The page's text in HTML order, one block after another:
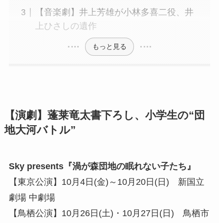
【音楽劇】井上芳雄が小林多喜二役、井
上ひさしの遺作
もっと見る
【演劇】蓬莱竜太書下ろし、小学生の“団
地大河バトル”
Sky presents『渦が森団地の眠れない子たち』
【東京公演】10月4日(金)～10月20日(日) 新国立
劇場 中劇場
【鳥栖公演】10月26日(土)・10月27日(日) 鳥栖市